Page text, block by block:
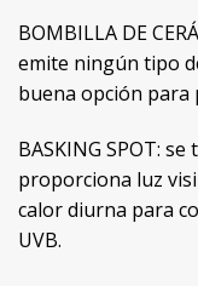
BOMBILLA DE
emite ningún tipo
buena opción para
BASKING SPOT:
proporciona luz
calor diurna para
UVB.